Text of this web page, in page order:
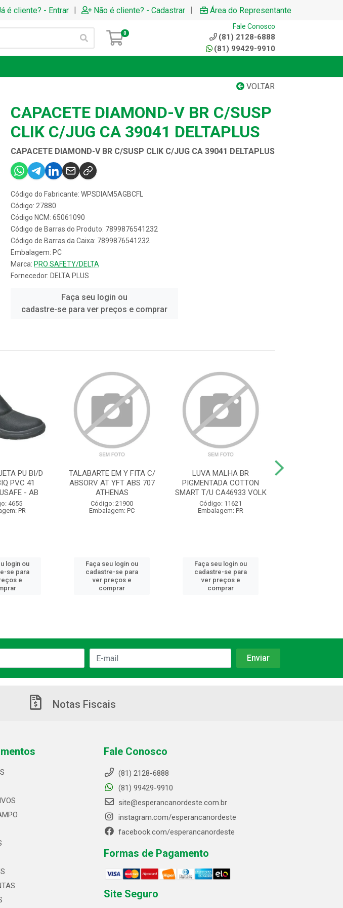
é cliente? - Entrar | Não é cliente? - Cadastrar | Área do Representante
0
Fale Conosco
(81) 2128-6888
(81) 99429-9910
VOLTAR
CAPACETE DIAMOND-V BR C/SUSP
CLIK C/JUG CA 39041 DELTAPLUS
CAPACETE DIAMOND-V BR C/SUSP CLIK C/JUG CA 39041 DELTAPLUS
Código do Fabricante: WPSDIAM5AGBCFL
Código: 27880
Código NCM: 65061090
Código de Barras do Produto: 7899876541232
Código de Barras da Caixa: 7899876541232
Embalagem: PC
Marca: PRO SAFETY/DELTA
Fornecedor: DELTA PLUS
Faça seu login ou
cadastre-se para ver preços e comprar
PU BI/D
PVC 41
- AB
4655
PR
login ou
se para
e
TALABARTE EM Y FITA C/
ABSORV AT YFT ABS 707
ATHENAS
Código: 21900
Embalagem: PC
Faça seu login ou
cadastre-se para
ver preços e
comprar
LUVA MALHA BR
PIGMENTADA COTTON
SMART T/U CA46933 VOLK
Código: 11621
Embalagem: PR
Faça seu login ou
cadastre-se para
ver preços e
comprar
Notas Fiscais
Fale Conosco
(81) 2128-6888
(81) 99429-9910
site@esperancanordeste.com.br
instagram.com/esperancanordeste
facebook.com/esperancanordeste
Formas de Pagamento
Site Seguro